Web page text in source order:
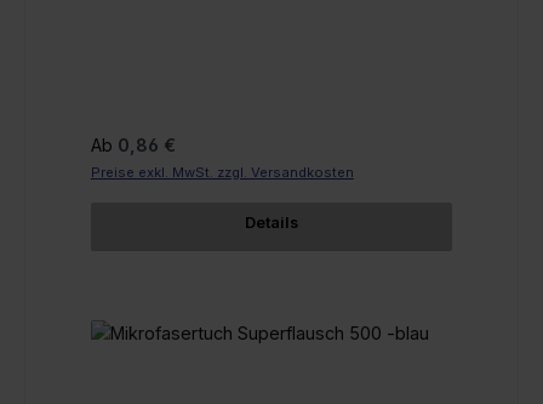
Regulärer Preis:
Ab 0,86 €
Preise exkl. MwSt. zzgl. Versandkosten
Details